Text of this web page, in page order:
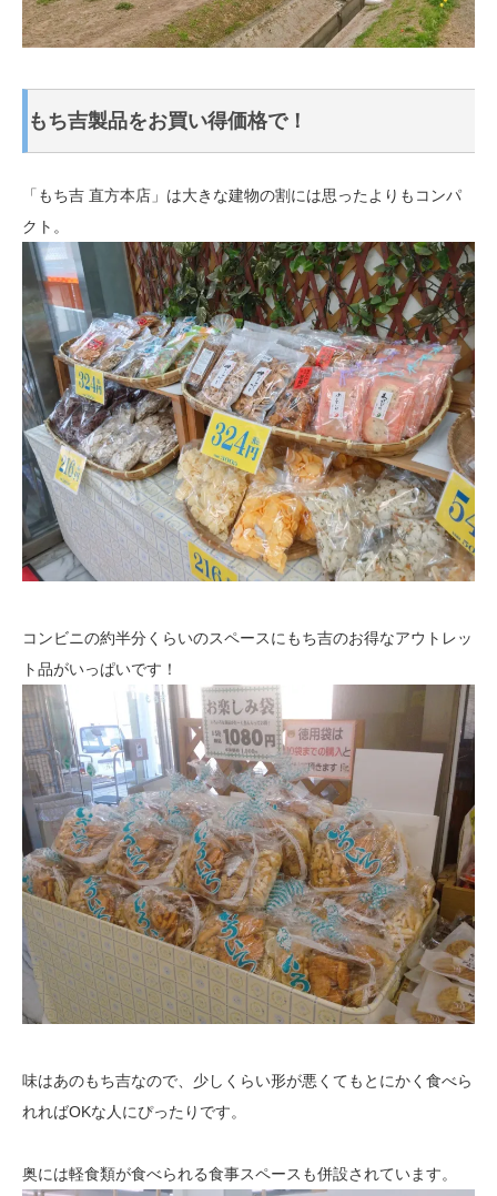
もち吉製品をお買い得価格で！
「もち吉 直方本店」は大きな建物の割には思ったよりもコンパ
クト。
コンビニの約半分くらいのスペースにもち吉のお得なアウトレッ
ト品がいっぱいです！
味はあのもち吉なので、少しくらい形が悪くてもとにかく食べら
れればOKな人にぴったりです。
奥には軽食類が食べられる食事スペースも併設されています。